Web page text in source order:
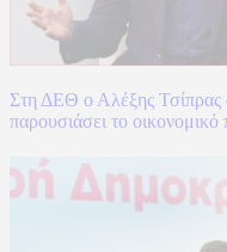
Στη ΔΕΘ ο Αλέξης Τσίπρας
παρουσιάσει το